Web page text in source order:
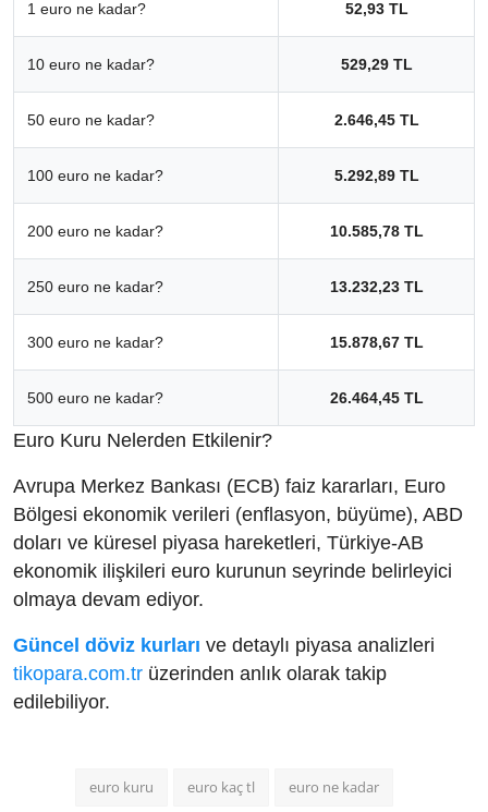
1 euro ne kadar? 52,93 TL
10 euro ne kadar? 529,29 TL
50 euro ne kadar? 2.646,45 TL
100 euro ne kadar? 5.292,89 TL
200 euro ne kadar? 10.585,78 TL
250 euro ne kadar? 13.232,23 TL
300 euro ne kadar? 15.878,67 TL
500 euro ne kadar? 26.464,45 TL
Euro Kuru Nelerden Etkilenir?
Avrupa Merkez Bankası (ECB) faiz kararları, Euro
Bölgesi ekonomik verileri (enflasyon, büyüme), ABD
doları ve küresel piyasa hareketleri, Türkiye-AB
ekonomik ilişkileri euro kurunun seyrinde belirleyici
olmaya devam ediyor.
Güncel döviz kurları ve detaylı piyasa analizleri
tikopara.com.tr üzerinden anlık olarak takip
edilebiliyor.
euro kuru euro kaç tl euro ne kadar